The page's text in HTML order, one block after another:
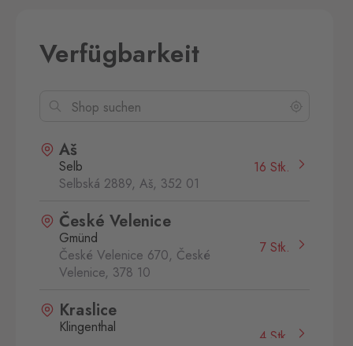
Verfügbarkeit
Aš
Selb
Selbská 2889, Aš, 352 01
16 Stk.
České Velenice
Gmünd
České Velenice 670, České
Velenice, 378 10
7 Stk.
Kraslice
Klingenthal
4 Stk.